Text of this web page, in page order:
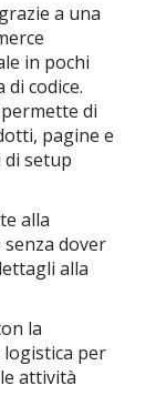
a una
in pochi
codice.
di
pagine e
setup
alla
dover
alla
la
per
attività